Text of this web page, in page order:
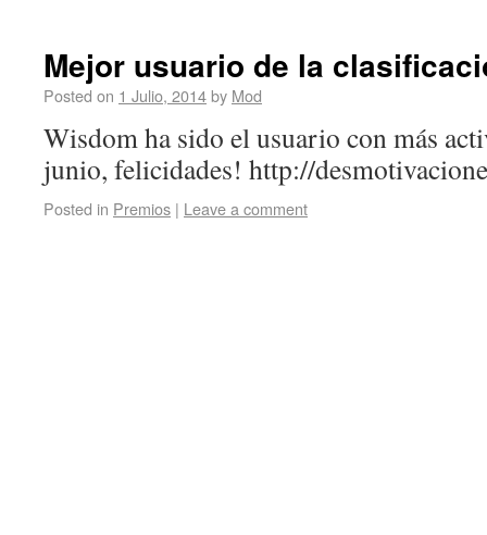
Mejor usuario de la
Posted on 1 Julio, 2014by Mod
Wisdom ha sido el usuario con más
junio, felicidades! http://
Posted in Premios | Leave a comment